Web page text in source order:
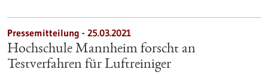
Pressemitteilung - 25.03.2021
Hochschule Mannheim forscht an
Testverfahren für Luftreiniger